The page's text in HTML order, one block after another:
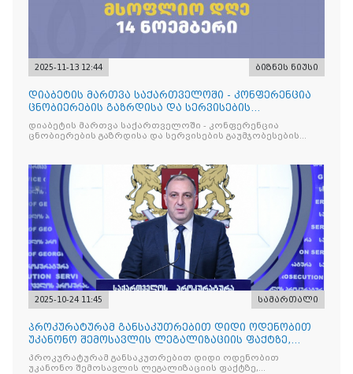
2025-11-13 12:44 ბიზნეს ნიუსი
დიაბეტის მართვა საქართველოში - კონფერენცია
ცნობიერების გაზრდისა და სერვისების
გაუმჯობესების მიზნით
დიაბეტის მართვა საქართველოში - კონფერენცია
ცნობიერების გაზრდისა და სერვისების გაუმჯობესების
2025-10-24 11:45 სამართალი
პროკურატურამ განსაკუთრებით დიდი ოდენობით
უკანონო შემოსავლის ლეგალიზაციის ფაქტზე,
საქართველოს ყოფილ პ
პროკურატურამ განსაკუთრებით დიდი ოდენობით
უკანონო შემოსავლის ლეგალიზაციის ფაქტზე,